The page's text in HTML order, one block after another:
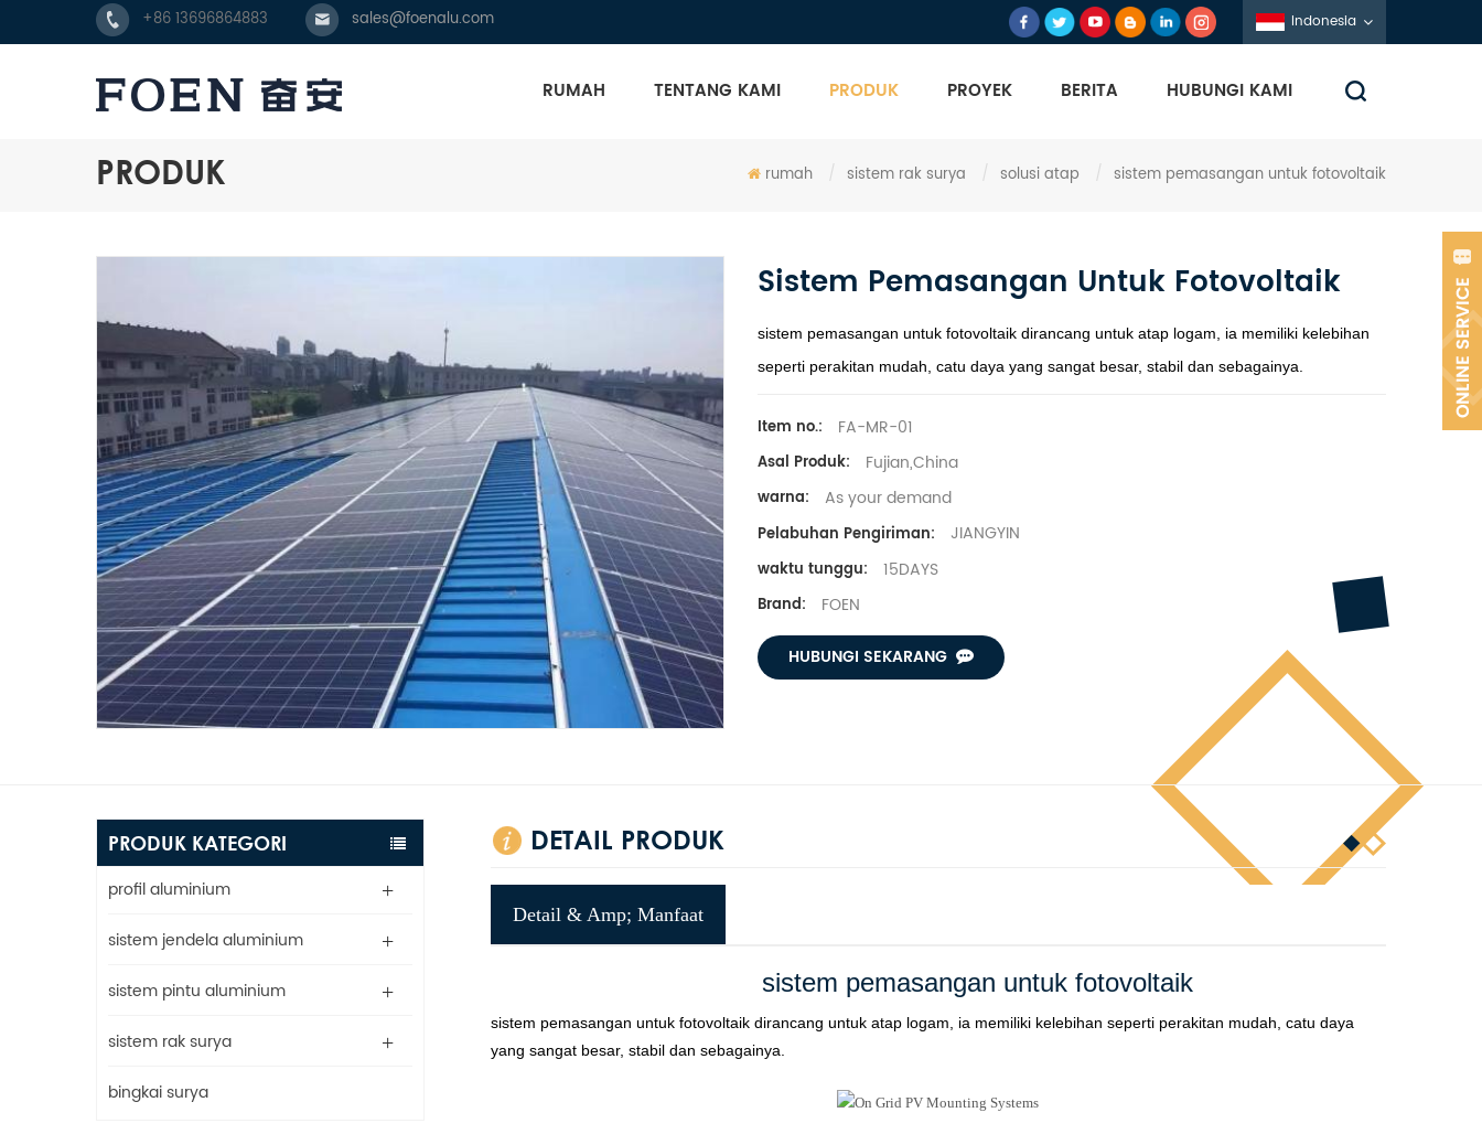
+86 13696864883 sales@foenalu.com Indonesia
RUMAH TENTANG KAMI PRODUK PROYEK BERITA HUBUNGI KAMI
PRODUK rumah / sistem rak surya / solusi atap / sistem pemasangan untuk fotovoltaik
Sistem Pemasangan Untuk Fotovoltaik
sistem pemasangan untuk fotovoltaik dirancang untuk atap logam, ia memiliki kelebihan
seperti perakitan mudah, catu daya yang sangat besar, stabil dan sebagainya.
Item no.: FA-MR-01
Asal Produk: Fujian,China
warna: As your demand
Pelabuhan Pengiriman: JIANGYIN
waktu tunggu: 15DAYS
Brand: FOEN
HUBUNGI SEKARANG
PRODUK KATEGORI
profil aluminium
sistem jendela aluminium
sistem pintu aluminium
sistem rak surya
bingkai surya
DETAIL PRODUK
Detail & Amp; Manfaat
sistem pemasangan untuk fotovoltaik
sistem pemasangan untuk fotovoltaikdirancang untuk atap logam, ia memiliki kelebihan seperti perakitan mudah, catu daya
yang sangat besar, stabil dan sebagainya.